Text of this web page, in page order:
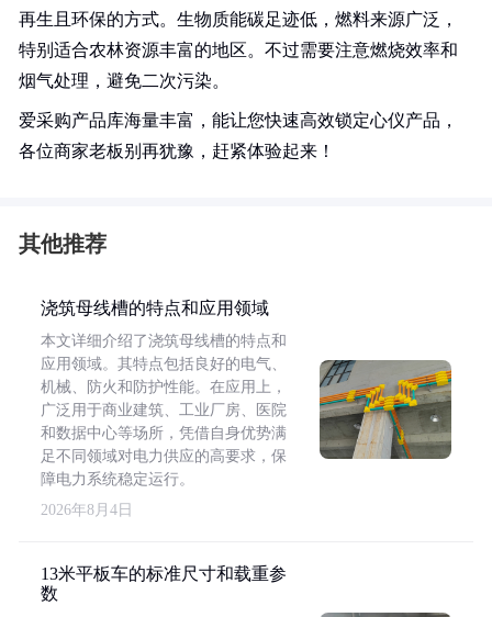
再生且环保的方式。生物质能碳足迹低，燃料来源广泛，
特别适合农林资源丰富的地区。不过需要注意燃烧效率和
烟气处理，避免二次污染。
爱采购产品库海量丰富，能让您快速高效锁定心仪产品，
各位商家老板别再犹豫，赶紧体验起来！
其他推荐
浇筑母线槽的特点和应用领域
本文详细介绍了浇筑母线槽的特点和
应用领域。其特点包括良好的电气、
机械、防火和防护性能。在应用上，
广泛用于商业建筑、工业厂房、医院
和数据中心等场所，凭借自身优势满
足不同领域对电力供应的高要求，保
障电力系统稳定运行。
2026年8月4日
13米平板车的标准尺寸和载重参
数